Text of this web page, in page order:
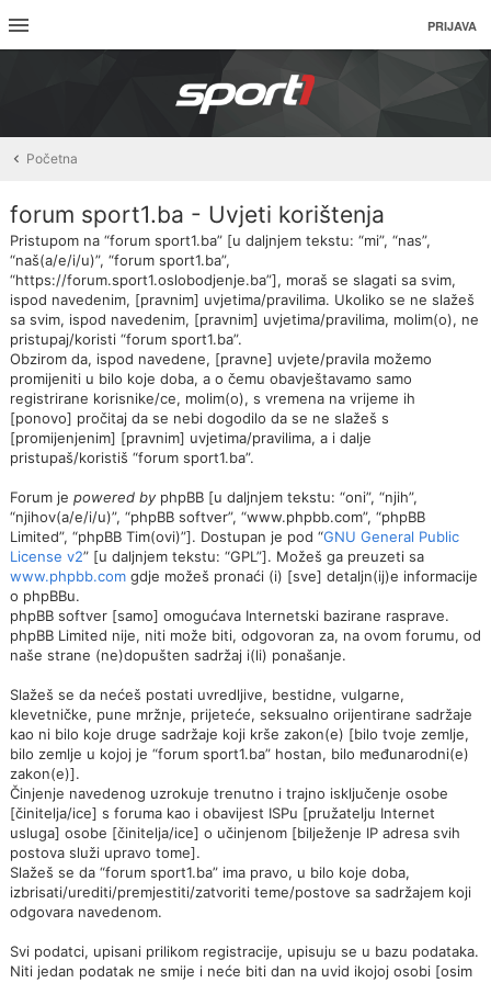
PRIJAVA
Početna
forum sport1.ba - Uvjeti korištenja
Pristupom na “forum sport1.ba” [u daljnjem tekstu: “mi”, “nas”,
“naš(a/e/i/u)”, “forum sport1.ba”,
“https://forum.sport1.oslobodjenje.ba”], moraš se slagati sa svim,
ispod navedenim, [pravnim] uvjetima/pravilima. Ukoliko se ne slažeš
sa svim, ispod navedenim, [pravnim] uvjetima/pravilima, molim(o), ne
pristupaj/koristi “forum sport1.ba”.
Obzirom da, ispod navedene, [pravne] uvjete/pravila možemo
promijeniti u bilo koje doba, a o čemu obavještavamo samo
registrirane korisnike/ce, molim(o), s vremena na vrijeme ih
[ponovo] pročitaj da se nebi dogodilo da se ne slažeš s
[promijenjenim] [pravnim] uvjetima/pravilima, a i dalje
pristupaš/koristiš “forum sport1.ba”.
Forum je powered by phpBB [u daljnjem tekstu: “oni”, “njih”,
“njihov(a/e/i/u)”, “phpBB softver”, “www.phpbb.com”, “phpBB
Limited”, “phpBB Tim(ovi)”]. Dostupan je pod “GNU General Public
License v2” [u daljnjem tekstu: “GPL”]. Možeš ga preuzeti sa
www.phpbb.com gdje možeš pronaći (i) [sve] detaljn(ij)e informacije
o phpBBu.
phpBB softver [samo] omogućava Internetski bazirane rasprave.
phpBB Limited nije, niti može biti, odgovoran za, na ovom forumu, od
naše strane (ne)dopušten sadržaj i(li) ponašanje.
Slažeš se da nećeš postati uvredljive, bestidne, vulgarne,
klevetničke, pune mržnje, prijeteće, seksualno orijentirane sadržaje
kao ni bilo koje druge sadržaje koji krše zakon(e) [bilo tvoje zemlje,
bilo zemlje u kojoj je “forum sport1.ba” hostan, bilo međunarodni(e)
zakon(e)].
Činjenje navedenog uzrokuje trenutno i trajno isključenje osobe
[činitelja/ice] s foruma kao i obavijest ISPu [pružatelju Internet
usluga] osobe [činitelja/ice] o učinjenom [bilježenje IP adresa svih
postova služi upravo tome].
Slažeš se da “forum sport1.ba” ima pravo, u bilo koje doba,
izbrisati/urediti/premjestiti/zatvoriti teme/postove sa sadržajem koji
odgovara navedenom.
Svi podatci, upisani prilikom registracije, upisuju se u bazu podataka.
Niti jedan podatak ne smije i neće biti dan na uvid ikojoj osobi [osim